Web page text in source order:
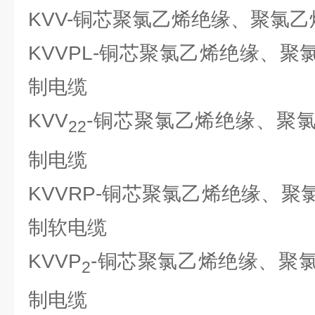
KVV-铜芯聚氯乙烯绝缘、聚氯
KVVPL-铜芯聚氯乙烯绝缘、聚
制电缆
KVV22-铜芯聚氯乙烯绝缘、聚
制电缆
KVVRP-铜芯聚氯乙烯绝缘、聚
制软电缆
KVVP2-铜芯聚氯乙烯绝缘、聚
制电缆